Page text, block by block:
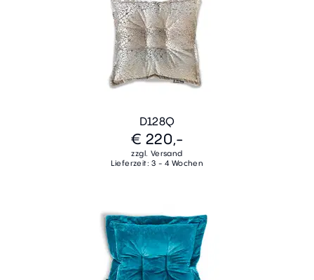
D128Q
€ 220,-
zzgl. Versand
Lieferzeit: 3 - 4 Wochen